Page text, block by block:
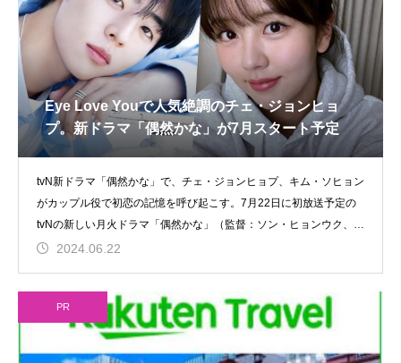
Eye Love Youで人気絶調のチェ・ジョンヒョ
プ。新ドラマ「偶然かな」が7月スタート予定
tvN新ドラマ「偶然かな」で、チェ・ジョンヒョプ、キム・ソヒョン
がカップル役で初恋の記憶を呼び起こす。7月22日に初放送予定の
tvNの新しい月火ドラマ「偶然かな」（監督：ソン・ヒョンウク、脚
本
2024.06.22
PR